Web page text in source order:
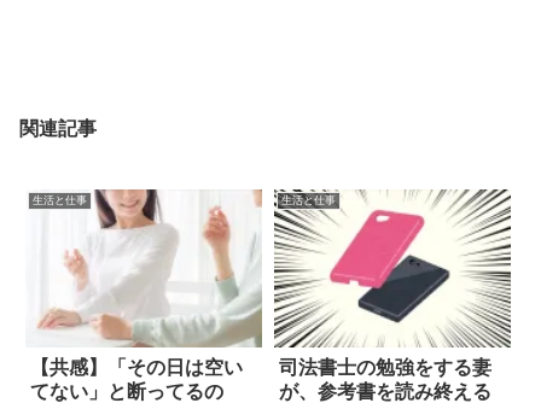
関連記事
生活と仕事
【共感】「その日は空い
てない」と断ってるの
生活と仕事
司法書士の勉強をする妻
が、参考書を読み終える